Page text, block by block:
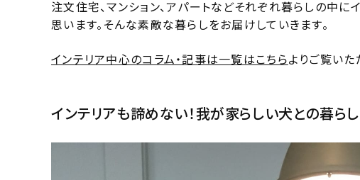
注文住宅、マンション、アパートなどそれぞれ暮らしの中
思います。そんな素敵な暮らしをお届けしていきます。
インテリア中心のコラム・記事は一覧はこちらよりご覧いた
インテリアも諦めない！我が家らしい犬との暮らし